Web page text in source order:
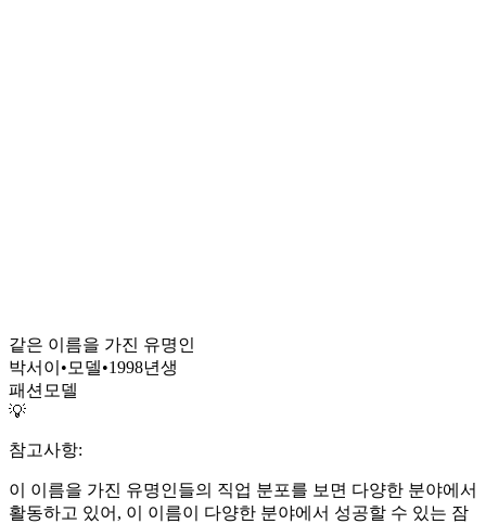
같은 이름을 가진 유명인
박서이 • 모델•1998년생
패션모델
💡
참고사항:
이 이름을 가진 유명인들의 직업 분포를 보면 다양한 분야에서
활동하고 있어, 이 이름이 다양한 분야에서 성공할 수 있는 잠